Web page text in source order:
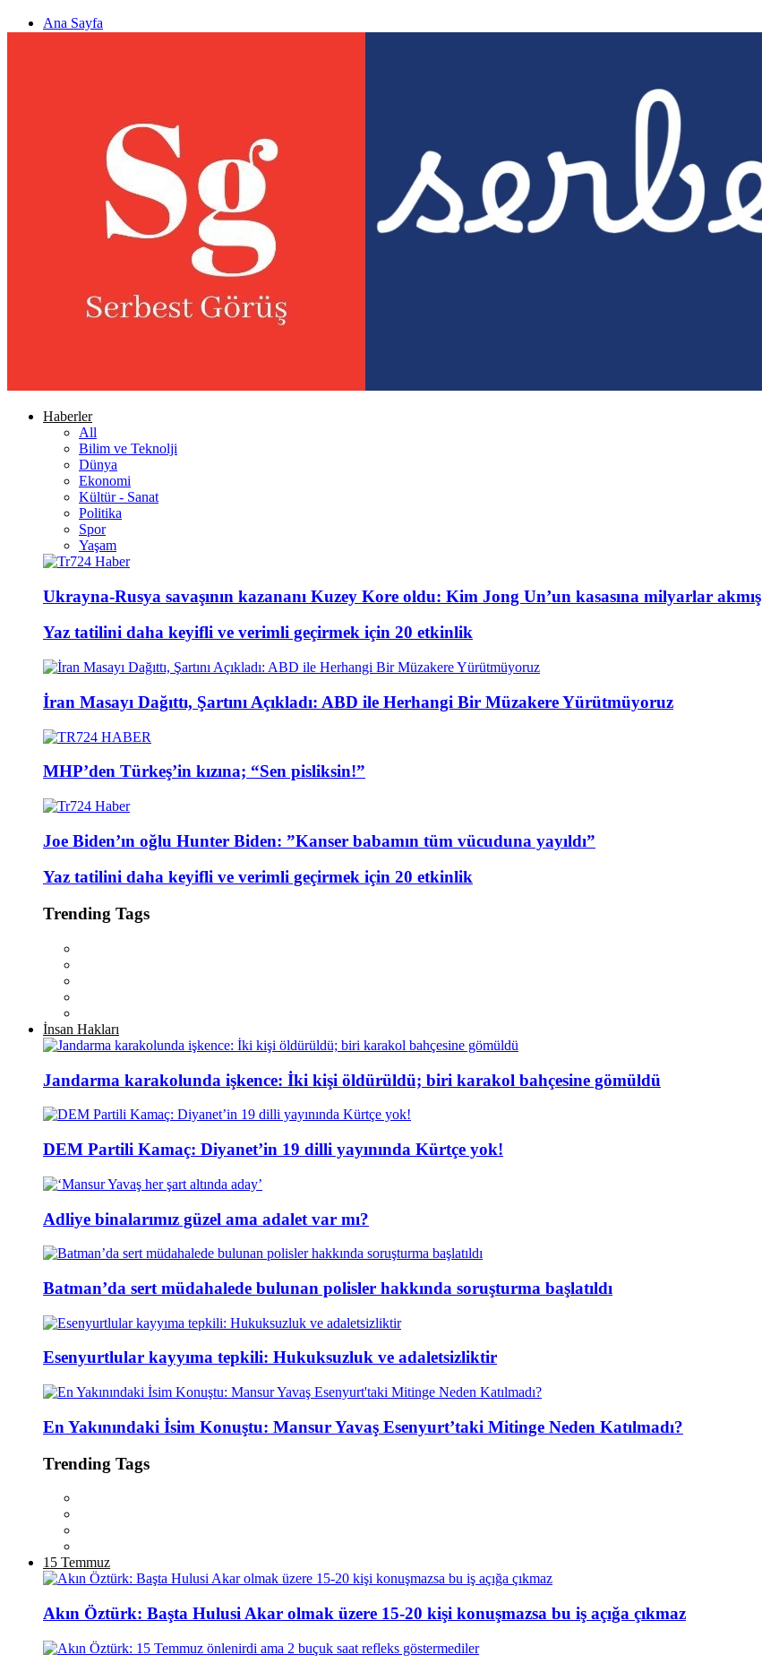
Ana Sayfa
Haberler
All
Bilim ve Teknolji
Dünya
Ekonomi
Kültür - Sanat
Politika
Spor
Yaşam
Ukrayna-Rusya savaşının kazananı Kuzey Kore oldu: Kim Jong Un’un kasasına milyarlar akmış
Yaz tatilini daha keyifli ve verimli geçirmek için 20 etkinlik
İran Masayı Dağıttı, Şartını Açıkladı: ABD ile Herhangi Bir Müzakere Yürütmüyoruz
MHP’den Türkeş’in kızına; “Sen pisliksin!”
Joe Biden’ın oğlu Hunter Biden: ”Kanser babamın tüm vücuduna yayıldı”
Yaz tatilini daha keyifli ve verimli geçirmek için 20 etkinlik
Trending Tags
İnsan Hakları
Jandarma karakolunda işkence: İki kişi öldürüldü; biri karakol bahçesine gömüldü
DEM Partili Kamaç: Diyanet’in 19 dilli yayınında Kürtçe yok!
Adliye binalarımız güzel ama adalet var mı?
Batman’da sert müdahalede bulunan polisler hakkında soruşturma başlatıldı
Esenyurtlular kayyıma tepkili: Hukuksuzluk ve adaletsizliktir
En Yakınındaki İsim Konuştu: Mansur Yavaş Esenyurt’taki Mitinge Neden Katılmadı?
Trending Tags
15 Temmuz
Akın Öztürk: Başta Hulusi Akar olmak üzere 15-20 kişi konuşmazsa bu iş açığa çıkmaz